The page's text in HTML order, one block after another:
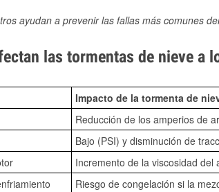
ayudan a prevenir las fallas más comunes
las tormentas de nieve a
Impacto de la tormenta de
Reducción de los amperios de
Bajo (PSI) y disminución de
Incremento de la viscosidad del
Riesgo de congelación si la